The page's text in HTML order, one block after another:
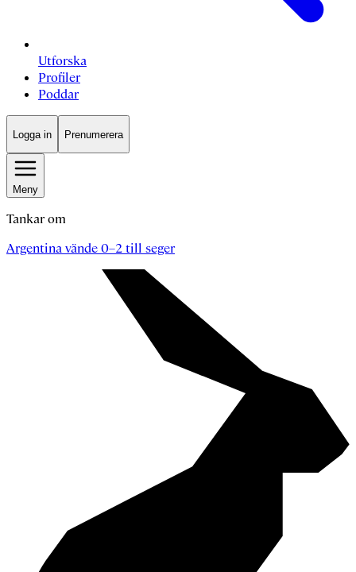
Utforska
Profiler
Poddar
Logga in Prenumerera
Meny
Tankar om
Argentina vände 0–2 till seger